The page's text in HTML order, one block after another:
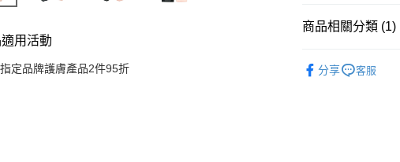
用活動
指定品牌護膚產品2件95折
商品相關分類 (1)
分享
客服